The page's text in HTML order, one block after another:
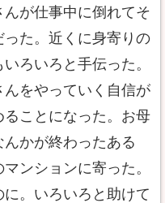
が仕事中に倒れてそ
た。近くに身寄りの
ろいろと手伝った。
をやっていく自信が
ことになった。お母
かが終わったある
ンションに寄った。
に。いろいろと助けて